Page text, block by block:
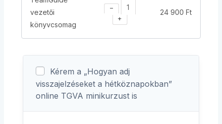
vezetői
könyvcsomag
−
+
24 900 Ft
Kérem a „Hogyan adj
visszajelzéseket a hétköznapokban”
online TGVA minikurzust is